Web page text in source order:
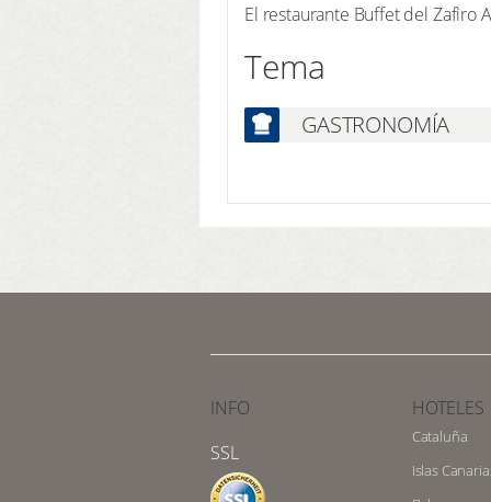
El restaurante Buffet del Zafiro
Tema
GASTRONOMÍA
INFO
SSL
HOTELES
Cataluña
Islas